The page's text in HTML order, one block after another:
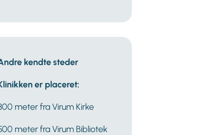
kendte steder
er placeret:
meter fra Virum Kirke
meter fra Virum Bibliotek